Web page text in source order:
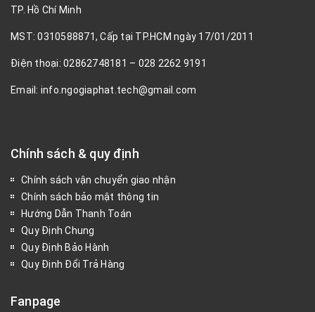
TP. Hồ Chí Minh
MST: 0310588871, Cấp tại TP.HCM ngày 17/01/2011
Điện thoại: 02862748181 – 028 2262 9191
Email: info.ngogiaphat.tech@gmail.com
Chính sách & quy định
Chính sách vận chuyển giao nhận
Chính sách bảo mật thông tin
Hướng Dẫn Thanh Toán
Quy Định Chung
Quy Định Bảo Hành
Quy Định Đổi Trả Hàng
Fanpage